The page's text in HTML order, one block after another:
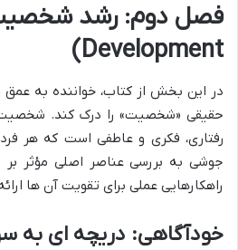
Development)
در این بخش از کتاب، خواننده به
حقیقی «شخصیت» را درک کند.
رفتاری، فکری و عاطفی است که هر
جوشی به بررسی عناصر اصلی مؤثر
راهکارهایی عملی برای تقویت آن ها
خودآگاهی: دریچه ای به